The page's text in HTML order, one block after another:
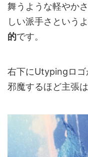
舞うような軽やか
しい派手さというよ
的です。
右下にUtypingロゴ
邪魔するほど主張